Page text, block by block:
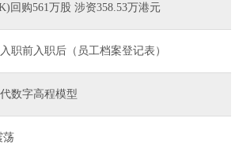
回购561万股 涉资358.53万港元
职前入职后（员工档案登记表）
数字高程模型
荡